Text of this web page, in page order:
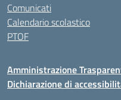
Comunicati
Calendario scolastico
PTOF
Amministrazione
Dichiarazione di